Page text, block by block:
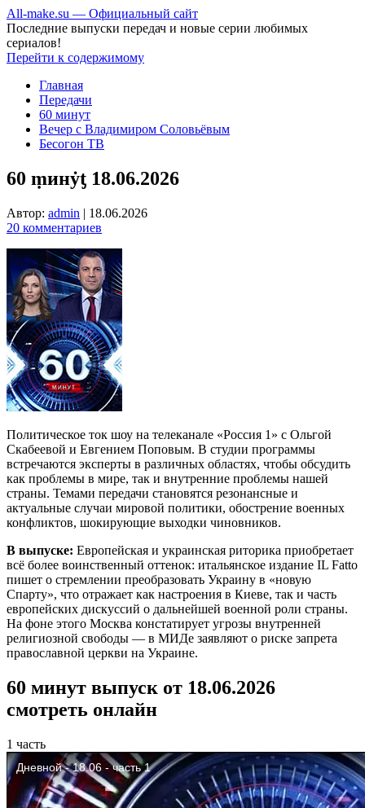
All-make.su — Официальный сайт
Последние выпуски передач и новые серии любимых
сериалов!
Перейти к содержимому
Главная
Передачи
60 минут
Вечер с Владимиром Соловьёвым
Бесогон ТВ
60 ṃинẏƫ 18.06.2026
Автор: admin | 18.06.2026
20 комментариев
Политическое ток шоу на телеканале «Россия 1» с Ольгой
Скабеевой и Евгением Поповым. В студии программы
встречаются эксперты в различных областях, чтобы обсудить
как проблемы в мире, так и внутренние проблемы нашей
страны. Темами передачи становятся резонансные и
актуальные случаи мировой политики, обострение военных
конфликтов, шокирующие выходки чиновников.
В выпуске: Европейская и украинская риторика приобретает
всё более воинственный оттенок: итальянское издание IL Fatto
пишет о стремлении преобразовать Украину в «новую
Спарту», что отражает как настроения в Киеве, так и часть
европейских дискуссий о дальнейшей военной роли страны.
На фоне этого Москва констатирует угрозы внутренней
религиозной свободы — в МИДе заявляют о риске запрета
православной церкви на Украине.
60 минут выпуск от 18.06.2026
смотреть онлайн
1 часть